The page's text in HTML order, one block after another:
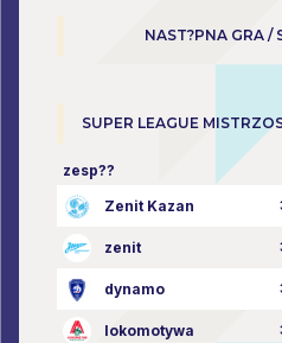
NAST?PNA GRA /
SUPER LEAGUE
zesp??
Zenit Kazan
zenit
dynamo
lokomotywa